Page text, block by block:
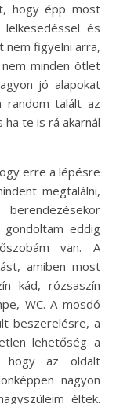
hogy épp most
és
figyelni arra,
minden ötlet
jó alapokat
random talált az
te is rá akarnál
erre a lépésre
megtalálni,
eddig
van. A
amiben most
kád, rózsaszín
WC. A mosdó
beszerelésre, a
lehetőség a
hogy az oldalt
nagyon
éltek.